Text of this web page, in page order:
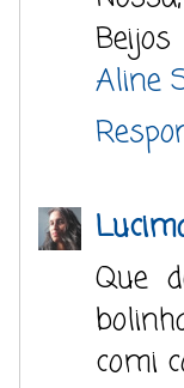
Beijos
Aline
Que
comi